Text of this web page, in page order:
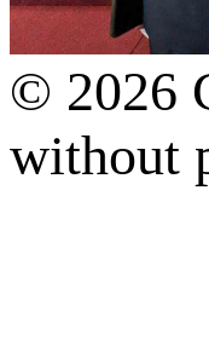
© 2026
without